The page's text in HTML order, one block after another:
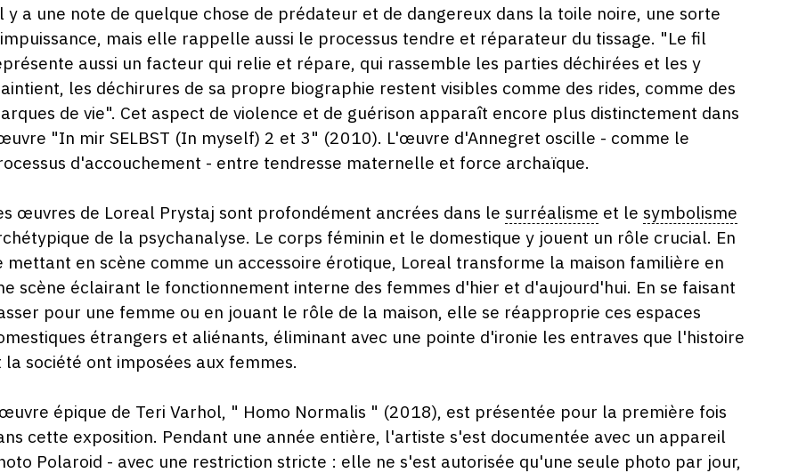
y a une note de quelque chose de prédateur et de dangereux dans la toile noire, une sorte
mais elle rappelle aussi le processus tendre et réparateur du tissage. "Le fil
aussi un facteur qui relie et répare, qui rassemble les parties déchirées et les y
les déchirures de sa propre biographie restent visibles comme des rides, comme des
de vie". Cet aspect de violence et de guérison apparaît encore plus distinctement dans
"In mir SELBST (In myself) 2 et 3" (2010). L'œuvre d'Annegret oscille - comme le
d'accouchement - entre tendresse maternelle et force archaïque.
œuvres de Loreal Prystaj sont profondément ancrées dans le surréalisme et le symbolisme
de la psychanalyse. Le corps féminin et le domestique y jouent un rôle crucial. En
mettant en scène comme un accessoire érotique, Loreal transforme la maison familière en
scène éclairant le fonctionnement interne des femmes d'hier et d'aujourd'hui. En se faisant
pour une femme ou en jouant le rôle de la maison, elle se réapproprie ces espaces
étrangers et aliénants, éliminant avec une pointe d'ironie les entraves que l'histoire
la société ont imposées aux femmes.
épique de Teri Varhol, " Homo Normalis " (2018), est présentée pour la première fois
cette exposition. Pendant une année entière, l'artiste s'est documentée avec un appareil
Polaroid - avec une restriction stricte : elle ne s'est autorisée qu'une seule photo par jour,